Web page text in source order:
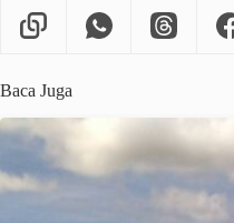
Baca Juga